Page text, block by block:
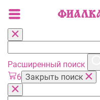
Расширенный поиск
6 Закрыть поиск